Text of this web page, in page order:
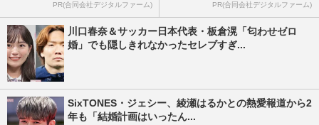
PR(合同会社デジタルファーム) PR(合同会社デジタルファーム)
川口春奈＆サッカー日本代表・板倉滉「匂わせゼロ
婚」でも隠しきれなかったセレブすぎ...
SixTONES・ジェシー、綾瀬はるかとの熱愛報道から2
年も「結婚計画はいったん...